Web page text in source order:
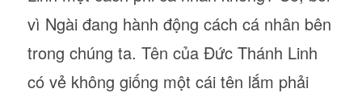
vì Ngài đang hành động cách cá nhân bên
trong chúng ta. Tên của Đức Thánh Linh
có vẻ không giống một cái tên lắm phải